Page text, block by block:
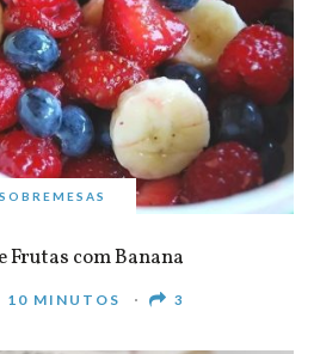
SOBREMESAS
Frutas com Banana
10 MINUTOS 3